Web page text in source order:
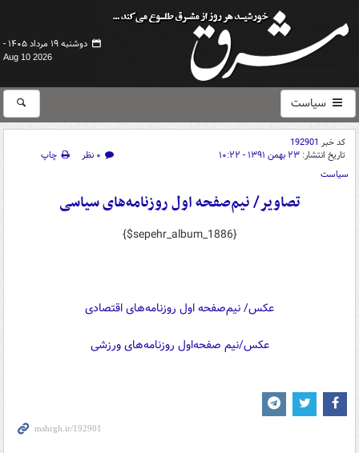
دوشنبه ۱۹ مرداد ۱۴۰۵ -
Aug 10 2026
سیاست
کد خبر 192901
تاریخ انتشار: ۲۳ بهمن ۱۳۹۱ - ۱۰:۲۲ ۰ نظر
چاپ
سیاست
تصاویر/ نیم‌صفحه اول روزنامه‌های سیاسی
{$sepehr_album_1886}
عکس/ نیم‌صفحه اول روزنامه‌های اقتصادی
عکس/نیم صفحه‌اول روزنامه‌های ورزشی